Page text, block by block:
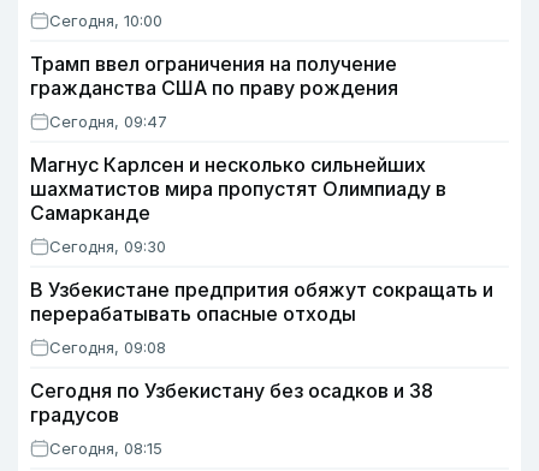
Сегодня, 10:00
Трамп ввел ограничения на получение
гражданства США по праву рождения
Сегодня, 09:47
Магнус Карлсен и несколько сильнейших
шахматистов мира пропустят Олимпиаду в
Самарканде
Сегодня, 09:30
В Узбекистане предпрития обяжут сокращать и
перерабатывать опасные отходы
Сегодня, 09:08
Сегодня по Узбекистану без осадков и 38
градусов
Сегодня, 08:15